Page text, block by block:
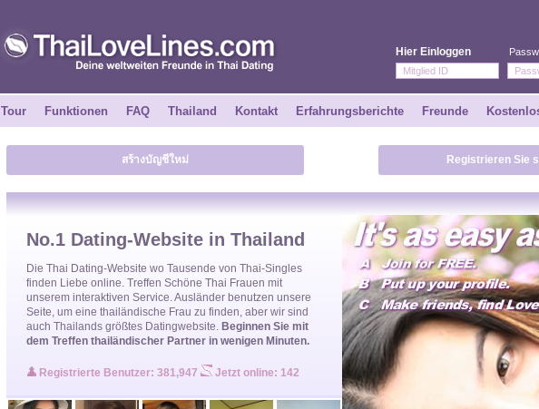
Hier Einloggen
Tour Funktionen FAQ Thailand Kontakt Erfahrungsberichte Freunde
สร้างบัญชีใหม่ Registrieren Sie
No.1 Dating-Website in Thailand
Die Thai Dating-Website wo Tausende von Thai-Singles
finden Liebe online. Treffen Schöne Thai Frauen mit
unserem interaktiven Service. Ausländer benutzen unsere
Seite, um eine thailändische Frau zu finden, aber wir sind
auch Thailands größtes Datingwebsite. Beginnen Sie mit
dem Treffen thailändischer Partner in wenigen Minuten.
Registrierte Benutzer: 381,947 Jetzt online: 142